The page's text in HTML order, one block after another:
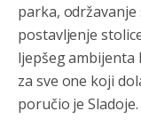
parka,
postavljenje
ljepšeg ambijenta
za sve one koji
poručio je Sladoje.
Војска Србије
Анонимно2806721
Promjeni dilera